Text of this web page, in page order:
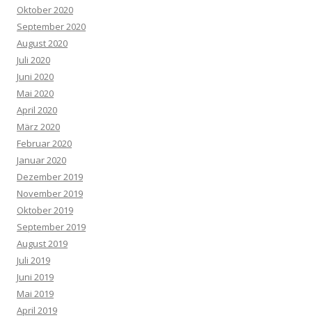
Oktober 2020
September 2020
August 2020
Juli 2020
Juni 2020
Mai 2020
April 2020
März 2020
Februar 2020
Januar 2020
Dezember 2019
November 2019
Oktober 2019
September 2019
August 2019
Juli 2019
Juni 2019
Mai 2019
April 2019